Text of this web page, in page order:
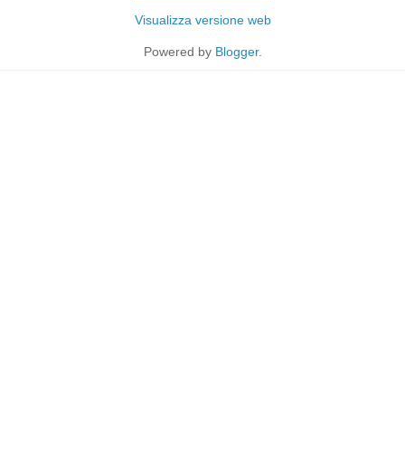
Visualizza versione web
Powered by Blogger.